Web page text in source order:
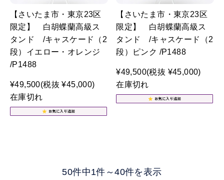
【さいたま市・東京23区
限定】 白胡蝶蘭高級ス
タンド /キャスケード（2
段）イエロー・オレンジ
/P1488
¥49,500(税抜 ¥45,000)
在庫切れ
【さいたま市・東京23区
限定】 白胡蝶蘭高級ス
タンド /キャスケード（2
段）ピンク /P1488
¥49,500(税抜 ¥45,000)
在庫切れ
50件中1件～40件を表示